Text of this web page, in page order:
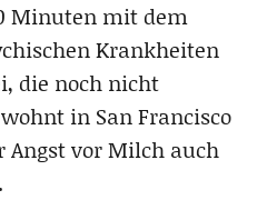
Minuten mit dem
Krankheiten
die noch nicht
in San Francisco
Angst vor Milch auch